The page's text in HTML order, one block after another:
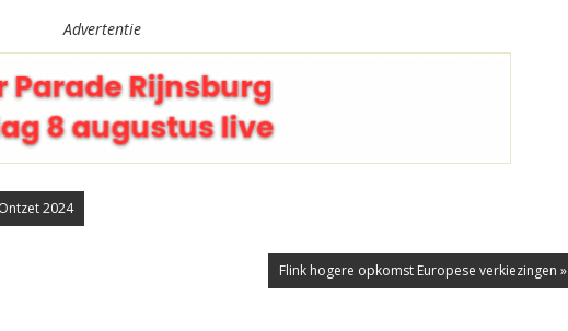
Advertentie
2024
Flink hogere opkomst Europese verkiezingen »